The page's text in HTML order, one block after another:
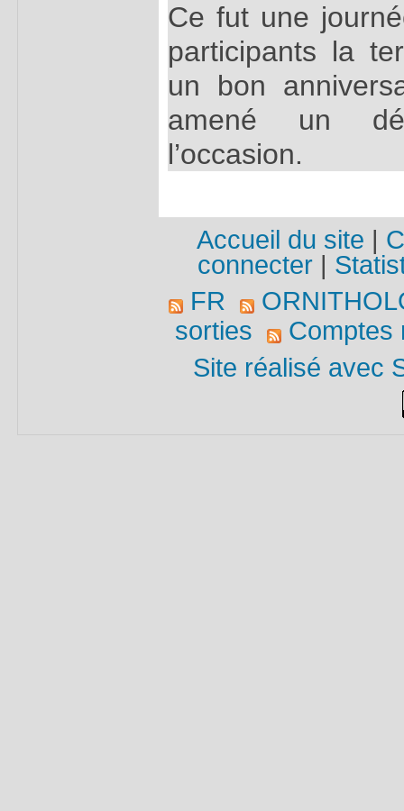
Ce fut une
participants la
un bon
amené un
l’occasion.
Accueil du site
connecter|
FR
sorties
Comptes
Site réalisé avec